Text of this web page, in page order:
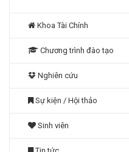
Khoa Tài Chính
Chương trình đào tạo
Nghiên cứu
Sự kiện / Hội thảo
Sinh viên